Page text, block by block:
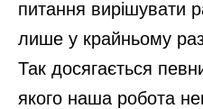
питання вирішувати
лише у крайньому
Так досягається
якого наша робота